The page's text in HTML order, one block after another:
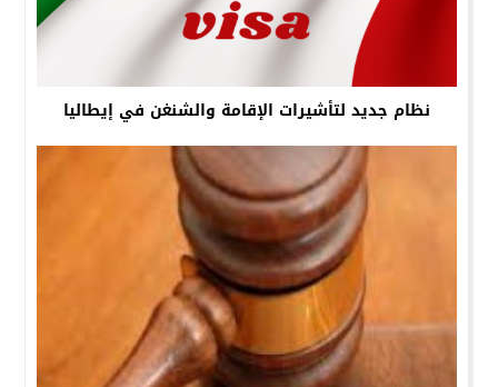
نظام جديد لتأشيرات الإقامة والشنغن في إيطاليا